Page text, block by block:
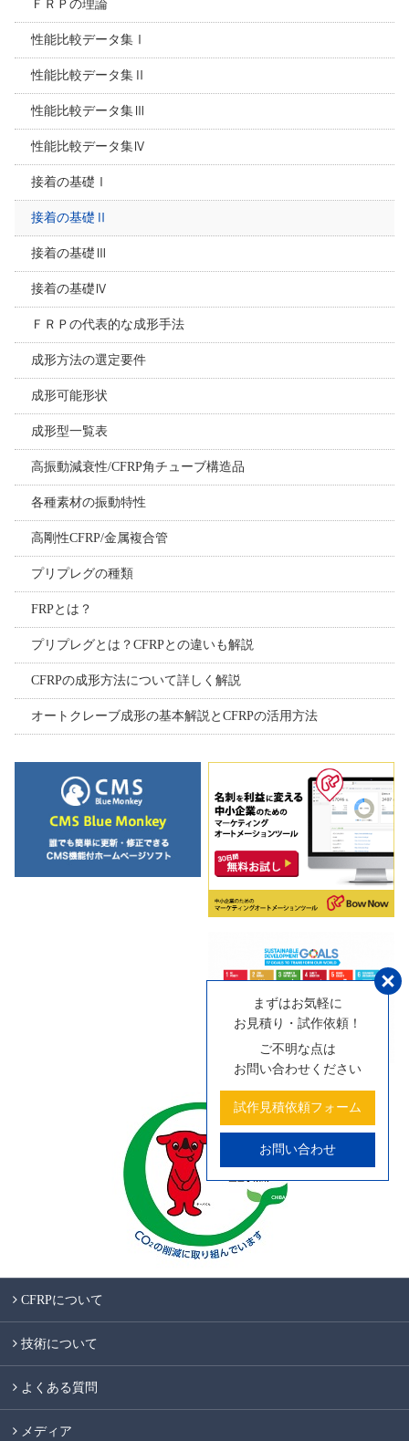
まずはお気軽に
お見積り・試作依頼！
ご不明な点は
お問い合わせください
試作見積依頼フォーム
お問い合わせ
ＦＲＰの理論
性能比較データ集Ⅰ
性能比較データ集Ⅱ
性能比較データ集Ⅲ
性能比較データ集Ⅳ
接着の基礎Ⅰ
接着の基礎Ⅱ
接着の基礎Ⅲ
接着の基礎Ⅳ
ＦＲＰの代表的な成形手法
成形方法の選定要件
成形可能形状
成形型一覧表
高振動減衰性/CFRP角チューブ構造品
各種素材の振動特性
高剛性CFRP/金属複合管
プリプレグの種類
FRPとは？
プリプレグとは？CFRPとの違いも解説
CFRPの成形方法について詳しく解説
オートクレーブ成形の基本解説とCFRPの活用方法
CFRPについて
技術について
よくある質問
メディア